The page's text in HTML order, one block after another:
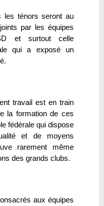
les ténors seront au
par les équipes
et surtout celle
qui a exposé un
travail est en train
la formation de ces
fédérale qui dispose
et de moyens
rarement même
des grands clubs.
aux équipes